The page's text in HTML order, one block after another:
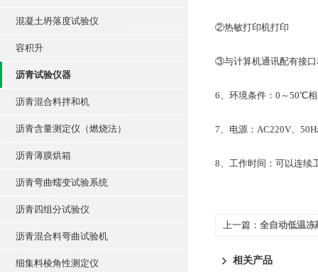
混凝土坍落度试验仪
容积升
沥青试验仪器
沥青混合料拌和机
沥青含量测定仪（燃烧法）
沥青薄膜烘箱
沥青弯曲蠕变试验系统
沥青四组分试验仪
沥青混合料弯曲试验机
细集料棱角性测定仪
②热敏打印机打印
③与计算机通讯配有接
6、环境条件：0～50℃
7、电源：AC220V、
8、工作时间：可以连续
上一篇： 全自动低温冻
相关产品